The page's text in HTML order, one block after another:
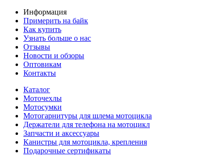
Информация
Примерить на байк
Как купить
Узнать больше о нас
Отзывы
Новости и обзоры
Оптовикам
Контакты
Каталог
Моточехлы
Мотосумки
Мотогарнитуры для шлема мотоцикла
Держатели для телефона на мотоцикл
Запчасти и аксессуары
Канистры для мотоцикла, крепления
Подарочные сертификаты